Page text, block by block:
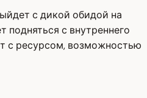
с дикой обидой на
подняться с внутреннего
с ресурсом, возможностью